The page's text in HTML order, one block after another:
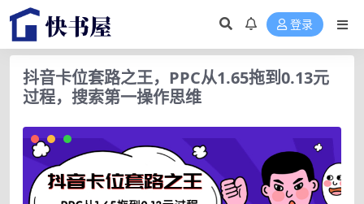
登录
抖音卡位套路之王，PPC从1.65拖到0.13元
过程，搜索第一操作思维